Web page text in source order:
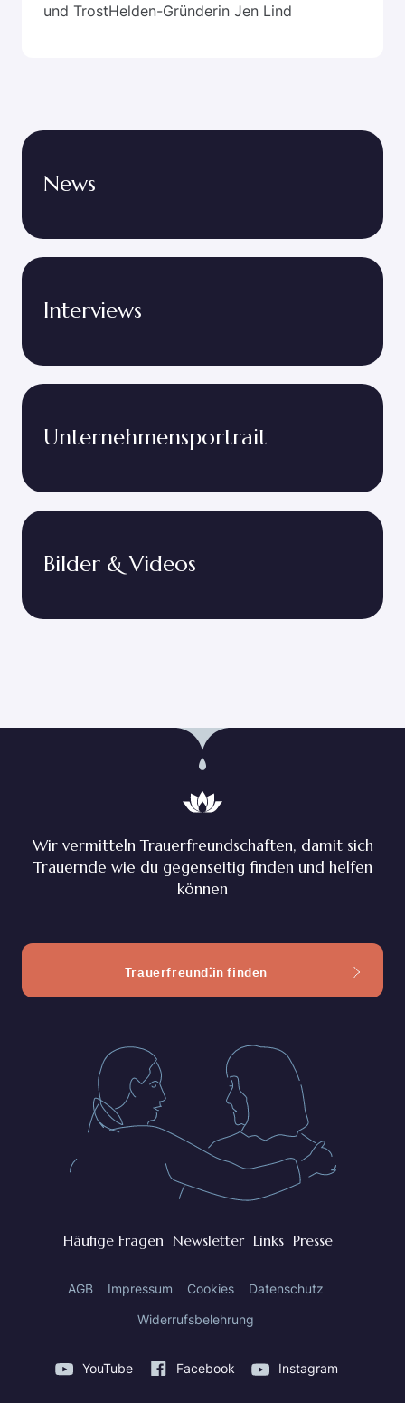
und TrostHelden-Gründerin Jen Lind
News
Interviews
Unternehmensportrait
Bilder & Videos
Wir vermitteln Trauerfreundschaften, damit sich
Trauernde wie du gegenseitig finden und helfen
können
Trauerfreund⁚in finden
Häufige Fragen Newsletter Links Presse
AGB Impressum Cookies
Datenschutz
Widerrufsbelehrung
YouTube Facebook Instagram